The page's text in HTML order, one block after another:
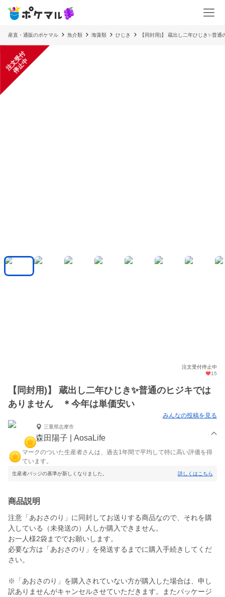
産直・通販のポケマル 魚介類 海藻類 ひじき 【同封用)】 蔵出し二年ひじき✨普
注
文
受
付
停
止
中
注文受付停止中
15
【同封用)】 蔵出し二年ひじき✨普通のヒジキでは
ありません ＊今年は単価安い
みんなの投稿を見る
三重県志摩市
森田陽子 | AosaLife
マークのついた生産者さんは、過去1年間で平均して特に高い評価を得
ています。
生産者バッジの基準が新しくなりました。 詳しくはこちら
商品説明
注意「あおさのり」に同封してお送りする商品なので、それを購
入している（未発送の）人しか購入できません。
お一人様2袋まででお願いします。
必要な方は「あおさのり」を発送するまでに購入手続きしてくだ
さい。
※「あおさのり」を購入されていない方が購入した場合は、申し
訳ありませんがキャンセルさせていただきます。またパッケージ